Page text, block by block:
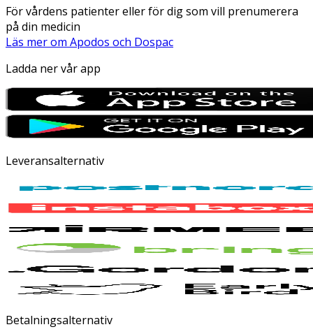
För vårdens patienter eller för dig som vill prenumerera
på din medicin
Läs mer om Apodos och Dospac
Ladda ner vår app
Leveransalternativ
Betalningsalternativ